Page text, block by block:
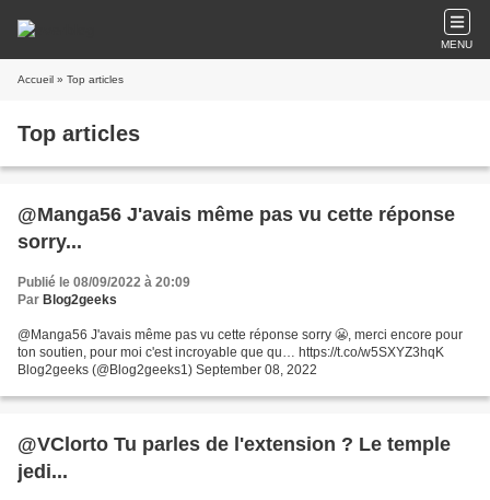
MENU
Accueil » Top articles
Top articles
@Manga56 J'avais même pas vu cette réponse
sorry...
Publié le 08/09/2022 à 20:09
Par Blog2geeks
@Manga56 J'avais même pas vu cette réponse sorry 😬, merci encore pour
ton soutien, pour moi c'est incroyable que qu… https://t.co/w5SXYZ3hqK
Blog2geeks (@Blog2geeks1) September 08, 2022
@VClorto Tu parles de l'extension ? Le temple
jedi...